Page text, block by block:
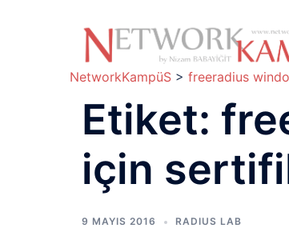
NetworkKampüS > freeradius
Etiket:
için
9 MAYIS 2016 RADIUS LAB